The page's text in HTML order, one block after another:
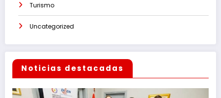
Turismo
Uncategorized
Noticias destacadas